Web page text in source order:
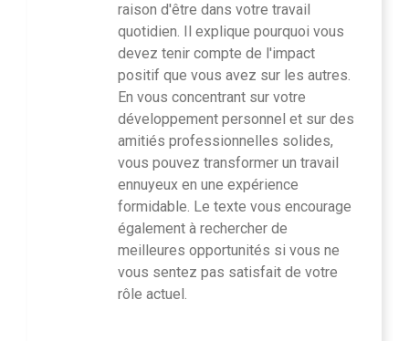
raison d'être dans votre travail
quotidien. Il explique pourquoi vous
devez tenir compte de l'impact
positif que vous avez sur les autres.
En vous concentrant sur votre
développement personnel et sur des
amitiés professionnelles solides,
vous pouvez transformer un travail
ennuyeux en une expérience
formidable. Le texte vous encourage
également à rechercher de
meilleures opportunités si vous ne
vous sentez pas satisfait de votre
rôle actuel.